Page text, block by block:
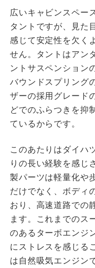
広いキャビンスペー
タントですが、見た
感じて安定性を欠く
せん。タントはアン
ントサスペンション
バウンドスプリング
ザーの採用グレード
どでのふらつきを抑
ているからです。
このあたりはダイハ
りの長い経験を感じ
製パーツは軽量化や
だけでなく、ボディ
おり、高速道路での
ます。これまでのス
のあるターボエンジ
にストレスを感じる
は自然吸気エンジン